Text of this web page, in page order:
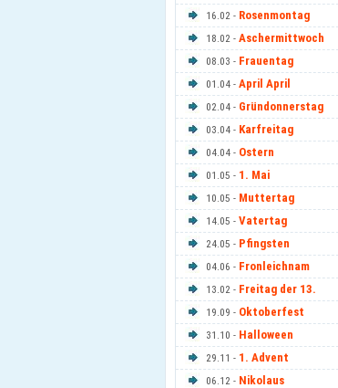
16.02 - Rosenmontag
18.02 - Aschermittwoch
08.03 - Frauentag
01.04 - April April
02.04 - Gründonnerstag
03.04 - Karfreitag
04.04 - Ostern
01.05 - 1. Mai
10.05 - Muttertag
14.05 - Vatertag
24.05 - Pfingsten
04.06 - Fronleichnam
13.02 - Freitag der 13.
19.09 - Oktoberfest
31.10 - Halloween
29.11 - 1. Advent
06.12 - Nikolaus